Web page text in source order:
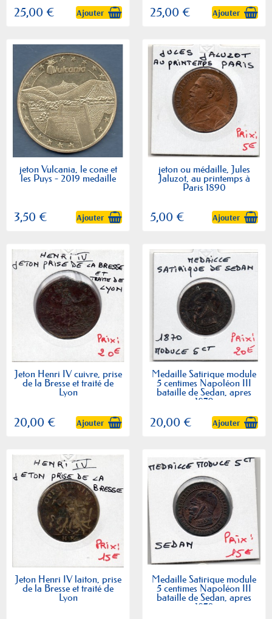
25,00 € Ajouter 25,00 € Ajouter
jeton Vulcania, le cone et
les Puys - 2019 medaille
3,50 € Ajouter
jeton ou médaille, Jules
Jaluzot, au printemps à
Paris 1890
5,00 € Ajouter
Jeton Henri IV cuivre, prise
de la Bresse et traité de
Lyon
20,00 € Ajouter
Medaille Satirique module
5 centimes Napoléon III
bataille de Sedan, apres
1870
20,00 € Ajouter
Jeton Henri IV laiton, prise
de la Bresse et traité de
Lyon
Medaille Satirique module
5 centimes Napoléon III
bataille de Sedan, apres
1870